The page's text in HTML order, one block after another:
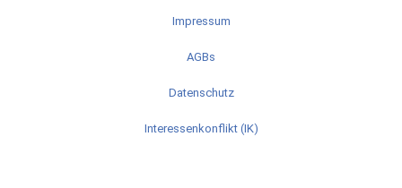
Impressum
AGBs
Datenschutz
Interessenkonflikt (IK)